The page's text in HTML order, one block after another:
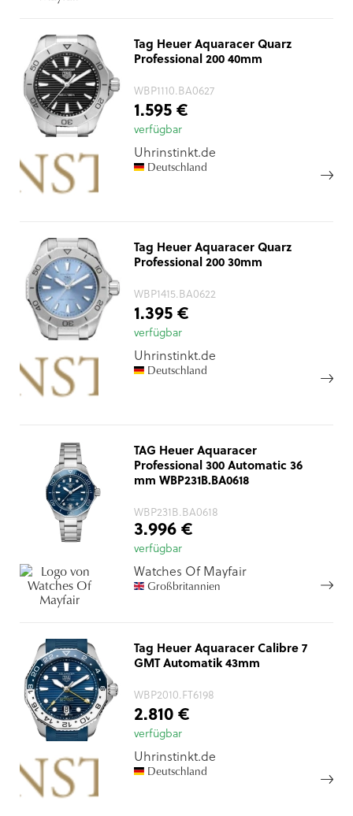
Tag Heuer Aquaracer Quarz
Professional 200 40mm
WBP1110.BA0627
1.595 €
verfügbar
Uhrinstinkt.de
Deutschland
Tag Heuer Aquaracer Quarz
Professional 200 30mm
WBP1415.BA0622
1.395 €
verfügbar
Uhrinstinkt.de
Deutschland
TAG Heuer Aquaracer
Professional 300 Automatic 36
mm WBP231B.BA0618
WBP231B.BA0618
3.996 €
verfügbar
Watches Of Mayfair
Großbritannien
Tag Heuer Aquaracer Calibre 7
GMT Automatik 43mm
WBP2010.FT6198
2.810 €
verfügbar
Uhrinstinkt.de
Deutschland